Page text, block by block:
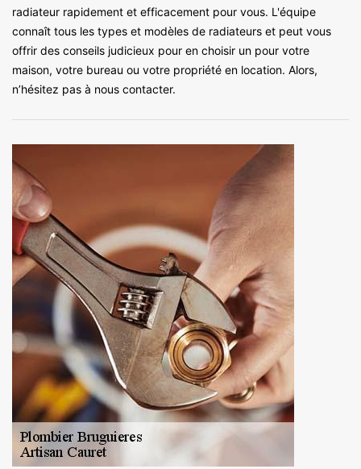
radiateur rapidement et efficacement pour vous. L'équipe
connaît tous les types et modèles de radiateurs et peut vous
offrir des conseils judicieux pour en choisir un pour votre
maison, votre bureau ou votre propriété en location. Alors,
n’hésitez pas à nous contacter.